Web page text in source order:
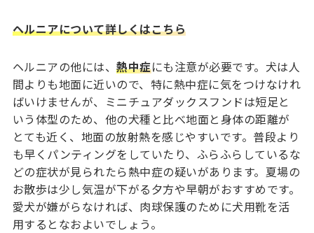
ヘルニアについて詳しくはこちら
ヘルニアの他には、熱中症にも注意が必要です。犬は人
間よりも地面に近いので、特に熱中症に気をつけなけれ
ばいけませんが、ミニチュアダックスフンドは短足と
いう体型のため、他の犬種と比べ地面と身体の距離が
とても近く、地面の放射熱を感じやすいです。普段より
も早くパンティングをしていたり、ふらふらしているな
どの症状が見られたら熱中症の疑いがあります。夏場の
お散歩は少し気温が下がる夕方や早朝がおすすめです。
愛犬が嫌がらなければ、肉球保護のために犬用靴を活
用するとなおよいでしょう。